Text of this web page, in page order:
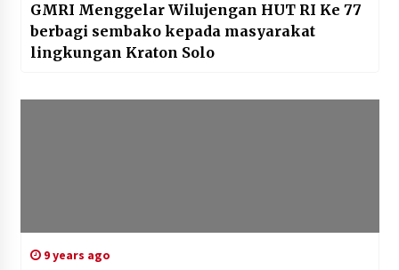
GMRI Menggelar Wilujengan HUT RI Ke 77
berbagi sembako kepada masyarakat
lingkungan Kraton Solo
9 years ago